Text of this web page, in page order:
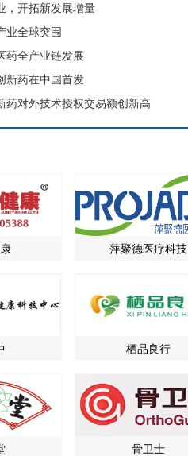
，开拓新发展增量
业全球突围
药全产业链发展
新药在中国首发
药对外技术授权交易额创新高
萍聚德医疗科技
栖品良行
骨卫士